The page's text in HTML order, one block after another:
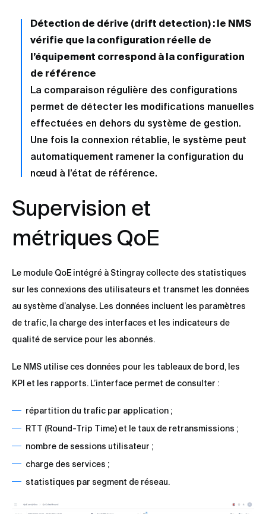
Détection de dérive (drift detection) : le NMS
vérifie que la configuration réelle de
l’équipement correspond à la configuration
de référence
La comparaison régulière des configurations
permet de détecter les modifications manuelles
effectuées en dehors du système de gestion.
Une fois la connexion rétablie, le système peut
automatiquement ramener la configuration du
nœud à l’état de référence.
Supervision et
métriques QoE
Le module QoE intégré à Stingray collecte des statistiques
sur les connexions des utilisateurs et transmet les données
au système d’analyse. Les données incluent les paramètres
de trafic, la charge des interfaces et les indicateurs de
qualité de service pour les abonnés.
Le NMS utilise ces données pour les tableaux de bord, les
KPI et les rapports. L’interface permet de consulter :
répartition du trafic par application ;
RTT (Round-Trip Time) et le taux de retransmissions ;
nombre de sessions utilisateur ;
charge des services ;
statistiques par segment de réseau.